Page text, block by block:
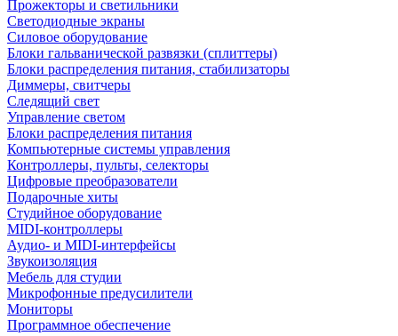
Прожекторы и светильники
Светодиодные экраны
Силовое оборудование
Блоки гальванической развязки (сплиттеры)
Блоки распределения питания, стабилизаторы
Диммеры, свитчеры
Следящий свет
Управление светом
Блоки распределения питания
Компьютерные системы управления
Контроллеры, пульты, селекторы
Цифровые преобразователи
Подарочные хиты
Студийное оборудование
MIDI-контроллеры
Аудио- и MIDI-интерфейсы
Звукоизоляция
Мебель для студии
Микрофонные предусилители
Мониторы
Программное обеспечение